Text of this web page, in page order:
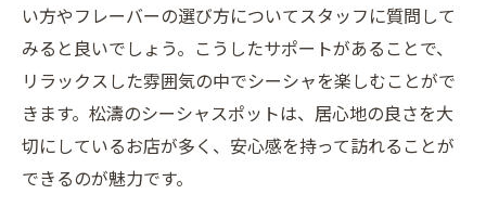
松濤でのシーシャ体験新しい味の発見
心からリラックス松濤のシーシャスポットで過
ごす極上の時間
松濤のシーシャスポットでリラックスする
方法
い方やフレーバーの選び方についてスタッフに質問して
みると良いでしょう。こうしたサポートがあることで、
リラックスした雰囲気の中でシーシャを楽しむことがで
きます。松濤のシーシャスポットは、居心地の良さを大
切にしているお店が多く、安心感を持って訪れることが
できるのが魅力です。